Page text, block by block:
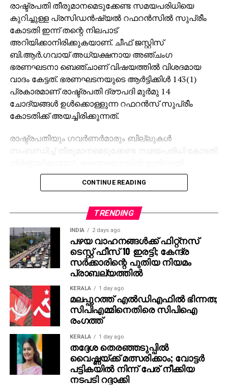
രാഷ്ട്രപതി തീരുമാനമെടുക്കേണ്ട സമയപരിധിയെ
കുറിച്ചുള്ള പ്രസിഡന്‍ഷ്യല്‍ റഫറന്‍സില്‍ സുപ്രീം
കോടതി ഇന്ന് തന്റെ നിലപാട്
അറിയിക്കാനിരിക്കുകയാണ്. ചീഫ് ജസ്റ്റിസ്
ബി.ആര്‍.ഗവായ് അധ്യക്ഷനായ അഞ്ചംഗ
ഭരണഘടനാ ബെഞ്ചാണ് വിഷയത്തില്‍ വിശദമായ
വാദം കേട്ടത്. ഭരണഘടനയുടെ ആര്‍ട്ടിക്കിള്‍ 143(1)
പ്രകാരമാണ് രാഷ്ട്രപതി ദ്രൗപദി മുര്‍മു 14
ചോദ്യങ്ങള്‍ ഉള്‍ക്കൊള്ളുന്ന റഫറന്‍സ് സുപ്രീം
കോടതിക്ക് അയച്ചിരിക്കുന്നത്.
രാഷ്ട്രപതിയും ഗവര്‍ണര്‍മാരും ബില്ലുകള്‍
സംബന്ധിച്ച് തീരുമാനമെടുക്കേണ്ട സമയപരിധി കോടതി
വ്യക്തമായ വ്യവസ്ഥകളുണ്ടോ? എന്നതാണ് ഇതിലെ
പ്രധാനമായ ചോദ്യങ്ങള്‍. കേരള സര്‍ക്കാര്‍ ഉള്‍പ്പെടെ
ചോദ്യം ചെയ്ത് വാദങ്ങള്‍ കോടതിയില്‍
ഉന്നയിച്ചിരുന്നു. ഗവര്‍ണര്‍ക്കും രാഷ്ട്രപതിക്കും
ബില്ലുകളിലെ തീരുമാനങ്ങള്‍ക്ക് ഭരണഘടന
സമയപരിധി നിശ്ചയിച്ചിട്ടില്ല, നിലവിലെ
ആശയക്കുഴപ്പം നീക്കുന്നതിന് കോടതി
മാര്‍ഗനിര്‍ദേശങ്ങള്‍ നല്‍കേണ്ടതുണ്ടെന്ന് റഫറന്‍സില്‍
രാഷ്ട്രപതി ചൂണ്ടിക്കാട്ടി.
ഇന്നത്തെ സുപ്രീം കോടതി അഭിപ്രായം രാജ്യത്തെ
നിയമനിര്‍മ്മാണ പ്രക്രിയയും കേന്ദ്ര-സംസ്ഥാന
ബന്ധവും നേരിട്ട് സ്വാധീനിക്കുന്നതായിരിക്കുമെന്ന്
നിയമ വിദഗ്ധര്‍ വിലയിരുത്തുന്നു.
CONTINUE READING
TRENDING
INDIA 2 days ago
പഴയ വാഹനങ്ങള്‍ക്ക് ഫിറ്റ്‌നസ്
ടെസ്റ്റ് ഫീസ് 10 ഇരട്ടി; കേന്ദ്ര
സര്‍ക്കാരിന്റെ പുതിയ നിയമം
പ്രാബല്യത്തില്‍
KERALA 1 day ago
മലപ്പുറത്ത് എല്‍ഡിഎഫില്‍ ഭിന്നത;
സിപിഎമ്മിനെതിരെ സിപിഐ
രംഗത്ത്
KERALA 1 day ago
തദ്ദേശ തെരഞ്ഞടുപ്പില്‍
വൈഷ്ണയ്ക്ക് മത്സരിക്കാം; വോട്ടര്‍
പട്ടികയില്‍ നിന്ന് പേര് നീക്കിയ
നടപടി റദ്ദാക്കി